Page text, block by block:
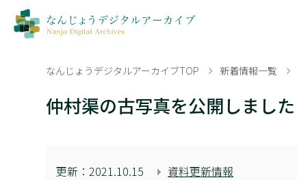
なんじょうデジタルアーカイブTOP 新着情報一覧
仲村渠の古写真を公開しました
更新：2021.10.15 資料更新情報